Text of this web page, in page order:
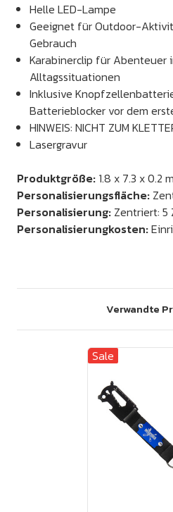
Helle LED-Lampe
Geeignet für Outdoor-
Gebrauch
Karabinerclip für Abenteuer
Alltagssituationen
Inklusive
Batterieblocker vor dem
HINWEIS: NICHT ZUM
Lasergravur
Produktgröße: 1.8 x 7.3 x 0.2
Personalisierungsfläche:
Personalisierung: Zentriert: 5
Personalisierungkosten:
Verwandte
Sale